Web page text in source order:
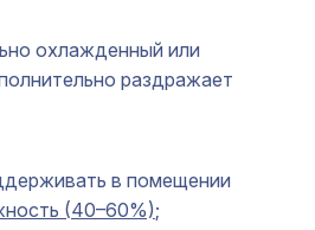
охлажденный или
раздражает
в помещении
(40–60%);